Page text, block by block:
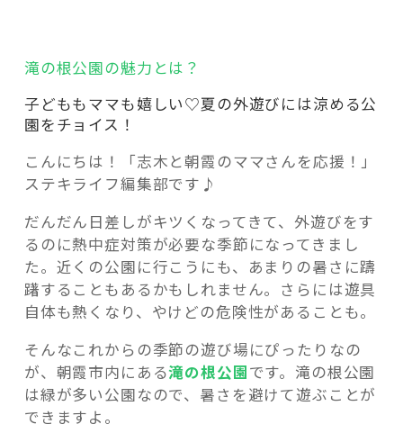
コーディネーター紹介
これからの暮らし 住み替え相談
記事検索
滝の根公園の魅力とは？
子どももママも嬉しい♡夏の外遊びには涼める公
園をチョイス！
こんにちは！「志木と朝霞のママさんを応援！」
ステキライフ編集部です♪
だんだん日差しがキツくなってきて、外遊びをす
るのに熱中症対策が必要な季節になってきまし
た。近くの公園に行こうにも、あまりの暑さに躊
躇することもあるかもしれません。さらには遊具
自体も熱くなり、やけどの危険性があることも。
そんなこれからの季節の遊び場にぴったりなの
が、朝霞市内にある滝の根公園です。滝の根公園
は緑が多い公園なので、暑さを避けて遊ぶことが
できますよ。